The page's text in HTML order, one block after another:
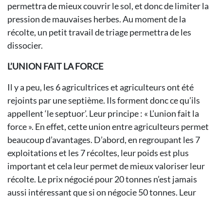
permettra de mieux couvrir le sol, et donc de limiter la
pression de mauvaises herbes. Au moment de la
récolte, un petit travail de triage permettra de les
dissocier.
L’UNION FAIT LA FORCE
Il y a peu, les 6 agricultrices et agriculteurs ont été
rejoints par une septième. Ils forment donc ce qu’ils
appellent ‘le septuor’. Leur principe : « L’union fait la
force ». En effet, cette union entre agriculteurs permet
beaucoup d’avantages. D’abord, en regroupant les 7
exploitations et les 7 récoltes, leur poids est plus
important et cela leur permet de mieux valoriser leur
récolte. Le prix négocié pour 20 tonnes n’est jamais
aussi intéressant que si on négocie 50 tonnes. Leur